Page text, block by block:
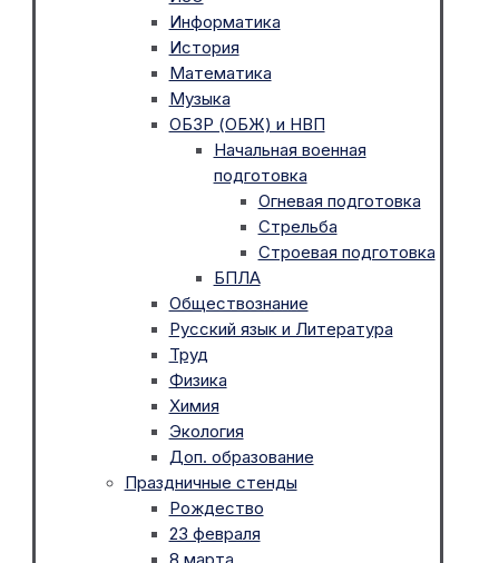
Информатика
История
Математика
Музыка
ОБЗР (ОБЖ) и НВП
Начальная военная
подготовка
Огневая подготовка
Стрельба
Строевая подготовка
БПЛА
Обществознание
Русский язык и Литература
Труд
Физика
Химия
Экология
Доп. образование
Праздничные стенды
Рождество
23 февраля